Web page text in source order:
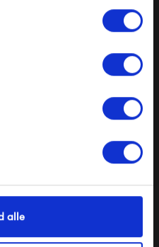
alle
3 495,00 kr
modtage e-